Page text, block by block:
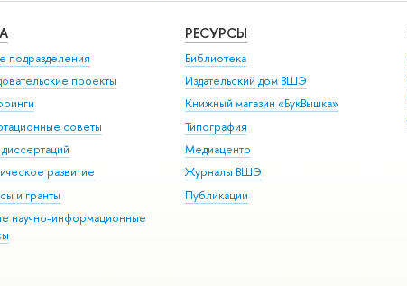
подразделения
проекты
советы
развитие
и гранты
научно-информационные
РЕСУРСЫ
Библиотека
Издательский дом ВШЭ
Книжный магазин «БукВышка»
Типография
Медиацентр
Журналы ВШЭ
Публикации